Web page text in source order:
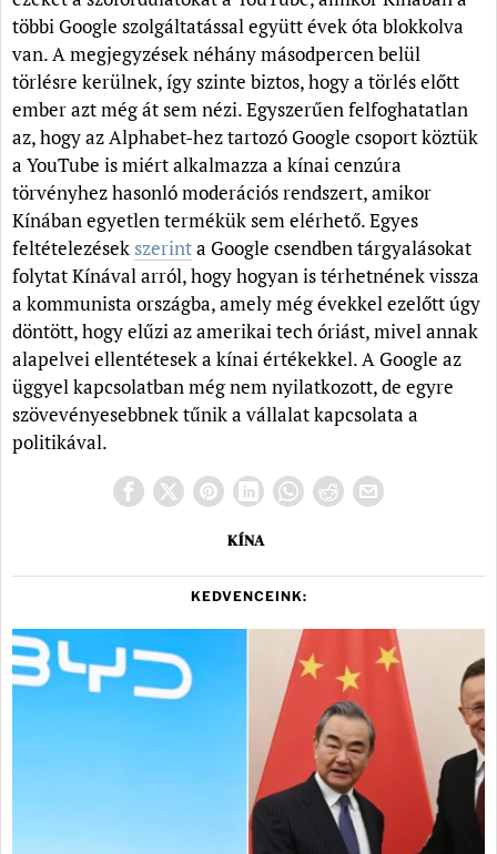
többi Google szolgáltatással együtt évek óta blokkolva
van. A megjegyzések néhány másodpercen belül
törlésre kerülnek, így szinte biztos, hogy a törlés előtt
ember azt még át sem nézi. Egyszerűen felfoghatatlan
az, hogy az Alphabet-hez tartozó Google csoport köztük
a YouTube is miért alkalmazza a kínai cenzúra
törvényhez hasonló moderációs rendszert, amikor
Kínában egyetlen termékük sem elérhető. Egyes
feltételezések szerinta Google csendben tárgyalásokat
folytat Kínával arról, hogy hogyan is térhetnének vissza
a kommunista országba, amely még évekkel ezelőtt úgy
döntött, hogy elűzi az amerikai tech óriást, mivel annak
alapelvei ellentétesek a kínai értékekkel. A Google az
üggyel kapcsolatban még nem nyilatkozott, de egyre
szövevényesebbnek tűnik a vállalat kapcsolata a
politikával.
KÍNA
KEDVENCEINK: